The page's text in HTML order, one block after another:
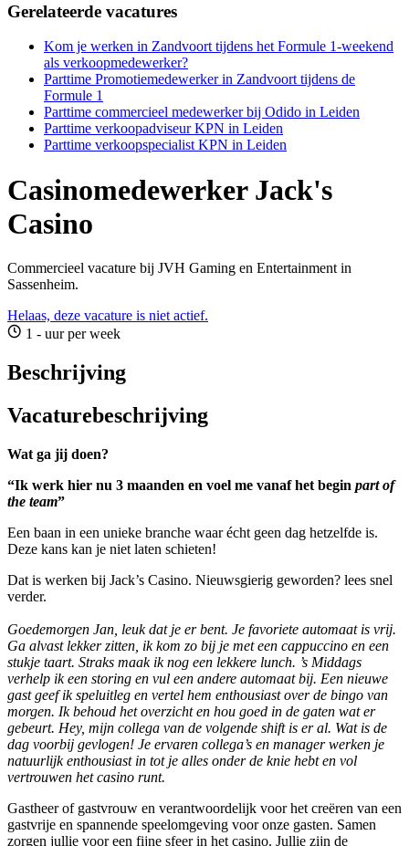
Gerelateerde vacatures
Kom je werken in Zandvoort tijdens het Formule 1-weekend
als verkoopmedewerker?
Parttime Promotiemedewerker in Zandvoort tijdens de
Formule 1
Parttime commercieel medewerker bij Odido in Leiden
Parttime verkoopadviseur KPN in Leiden
Parttime verkoopspecialist KPN in Leiden
Casinomedewerker Jack's
Casino
Commercieel vacature bij JVH Gaming en Entertainment in
Sassenheim.
Helaas, deze vacature is niet actief.
1 - uur per week
Beschrijving
Vacaturebeschrijving
Wat ga jij doen?
“Ik werk hier nu 3 maanden en voel me vanaf het begin part of
the team”
Een baan in een unieke branche waar écht geen dag hetzelfde is.
Deze kans kan je niet laten schieten!
Dat is werken bij Jack’s Casino. Nieuwsgierig geworden? lees snel
verder.
Goedemorgen Jan, leuk dat je er bent. Je favoriete automaat is vrij.
Ga alvast lekker zitten, ik kom zo bij je met een cappuccino en een
stukje taart. Straks maak ik nog een lekkere lunch. ’s Middags
verhelp ik een storing en vul een andere automaat bij. Een nieuwe
gast geef ik speluitleg en vertel hem enthousiast over de bingo van
morgen. Ik behoud het overzicht en hou goed in de gaten wat er
gebeurt. Hey, mijn collega van de volgende shift is er al. Wat is de
dag voorbij gevlogen! Je ervaren collega’s en manager werken je
natuurlijk enthousiast in tot je alles onder de knie hebt en vol
vertrouwen het casino runt.
Gastheer of gastvrouw en verantwoordelijk voor het creëren van een
gastvrije en spannende speelomgeving voor onze gasten. Samen
zorgen jullie voor een fijne sfeer in het casino. Jullie zijn de